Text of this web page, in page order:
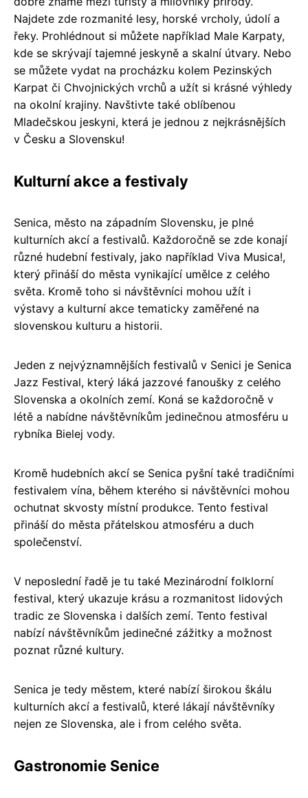
Najdete zde rozmanité lesy, horské vrcholy, údolí a
řeky. Prohlédnout si můžete například Male Karpaty,
kde se skrývají tajemné jeskyně a skalní útvary. Nebo
se můžete vydat na procházku kolem Pezinských
Karpat či Chvojnických vrchů a užít si krásné výhledy
na okolní krajiny. Navštivte také oblíbenou
Mladečskou jeskyni, která je jednou z nejkrásnějších
v Česku a Slovensku!
Kulturní akce a festivaly
Senica, město na západním Slovensku, je plné
kulturních akcí a festivalů. Každoročně se zde konají
různé hudební festivaly, jako například Viva Musica!,
který přináší do města vynikající umělce z celého
světa. Kromě toho si návštěvníci mohou užít i
výstavy a kulturní akce tematicky zaměřené na
slovenskou kulturu a historii.
Jeden z nejvýznamnějších festivalů v Senici je Senica
Jazz Festival, který láká jazzové fanoušky z celého
Slovenska a okolních zemí. Koná se každoročně v
létě a nabídne návštěvníkům jedinečnou atmosféru u
rybníka Bielej vody.
Kromě hudebních akcí se Senica pyšní také tradičními
festivalem vína, během kterého si návštěvníci mohou
ochutnat skvosty místní produkce. Tento festival
přináší do města přátelskou atmosféru a duch
společenství.
V neposlední řadě je tu také Mezinárodní folklorní
festival, který ukazuje krásu a rozmanitost lidových
tradic ze Slovenska i dalších zemí. Tento festival
nabízí návštěvníkům jedinečné zážitky a možnost
poznat různé kultury.
Senica je tedy městem, které nabízí širokou škálu
kulturních akcí a festivalů, které lákají návštěvníky
nejen ze Slovenska, ale i from celého světa.
Gastronomie Senice